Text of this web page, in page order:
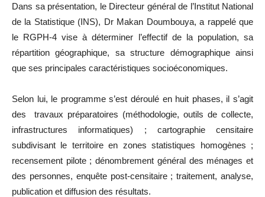
Dans sa présentation, le Directeur général de l’Institut National
de la Statistique (INS), Dr Makan Doumbouya, a rappelé que
le RGPH-4 vise à déterminer l’effectif de la population, sa
répartition géographique, sa structure démographique ainsi
que ses principales caractéristiques socioéconomiques.
Selon lui, le programme s’est déroulé en huit phases, il s’agit
des travaux préparatoires (méthodologie, outils de collecte,
infrastructures informatiques) ; cartographie censitaire
subdivisant le territoire en zones statistiques homogènes ;
recensement pilote ; dénombrement général des ménages et
des personnes, enquête post-censitaire ; traitement, analyse,
publication et diffusion des résultats.